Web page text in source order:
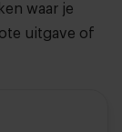
waar je
uitgave of